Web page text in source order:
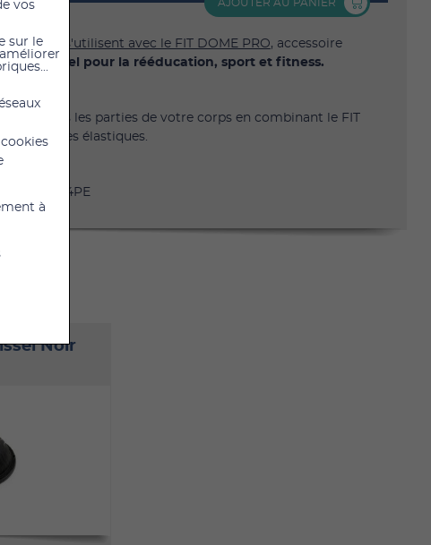
AJOUTER AU PANIER
s'utilisent avec le FIT DOME PRO, accessoire
pour la rééducation, sport et fitness.
toutes les parties de votre corps en combinant le FIT
PRO et les élastiques.
30264PE
Noir
vos
sur le
à